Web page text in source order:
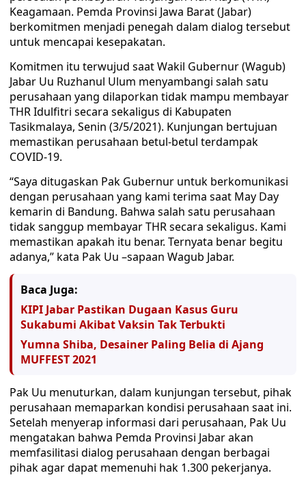
Keagamaan. Pemda Provinsi Jawa Barat (Jabar)
berkomitmen menjadi penegah dalam dialog tersebut
untuk mencapai kesepakatan.
Komitmen itu terwujud saat Wakil Gubernur (Wagub)
Jabar Uu Ruzhanul Ulum menyambangi salah satu
perusahaan yang dilaporkan tidak mampu membayar
THR Idulfitri secara sekaligus di Kabupaten
Tasikmalaya, Senin (3/5/2021). Kunjungan bertujuan
memastikan perusahaan betul-betul terdampak
COVID-19.
“Saya ditugaskan Pak Gubernur untuk berkomunikasi
dengan perusahaan yang kami terima saat May Day
kemarin di Bandung. Bahwa salah satu perusahaan
tidak sanggup membayar THR secara sekaligus. Kami
memastikan apakah itu benar. Ternyata benar begitu
adanya,” kata Pak Uu –sapaan Wagub Jabar.
Baca Juga:
KIPI Jabar Pastikan Dugaan Kasus Guru
Sukabumi Akibat Vaksin Tak Terbukti
Yumna Shiba, Desainer Paling Belia di Ajang
MUFFEST 2021
Pak Uu menuturkan, dalam kunjungan tersebut, pihak
perusahaan memaparkan kondisi perusahaan saat ini.
Setelah menyerap informasi dari perusahaan, Pak Uu
mengatakan bahwa Pemda Provinsi Jabar akan
memfasilitasi dialog perusahaan dengan berbagai
pihak agar dapat memenuhi hak 1.300 pekerjanya.